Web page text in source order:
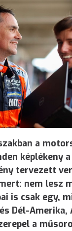
a
képlékeny
tervezett
nem lesz
is csak egy,
Dél-Amerika,
a